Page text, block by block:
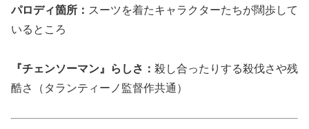
パロディ箇所： スーツを着たキャラクターたちが闊歩して
いるところ
『チェンソーマン』らしさ： 殺し合ったりする殺伐さや残
酷さ（タランティーノ監督作共通）